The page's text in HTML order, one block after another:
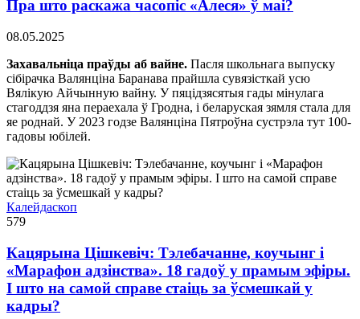
Пра што раскажа часопіс «Алеся» ў маі?
08.05.2025
Захавальніца праўды аб вайне. Пасля школьнага выпуску
сібірачка Валянціна Баранава прайшла сувязісткай усю
Вялікую Айчынную вайну. У пяцідзясятыя гады мінулага
стагоддзя яна пераехала ў Гродна, і беларуская зямля стала для
яе роднай. У 2023 годзе Валянціна Пятроўна сустрэла тут 100-
гадовы юбілей.
Калейдаскоп
579
Кацярына Цішкевіч: Тэлебачанне, коучынг і
«Марафон адзінства». 18 гадоў у прамым эфіры.
І што на самой справе стаіць за ўсмешкай у
кадры?